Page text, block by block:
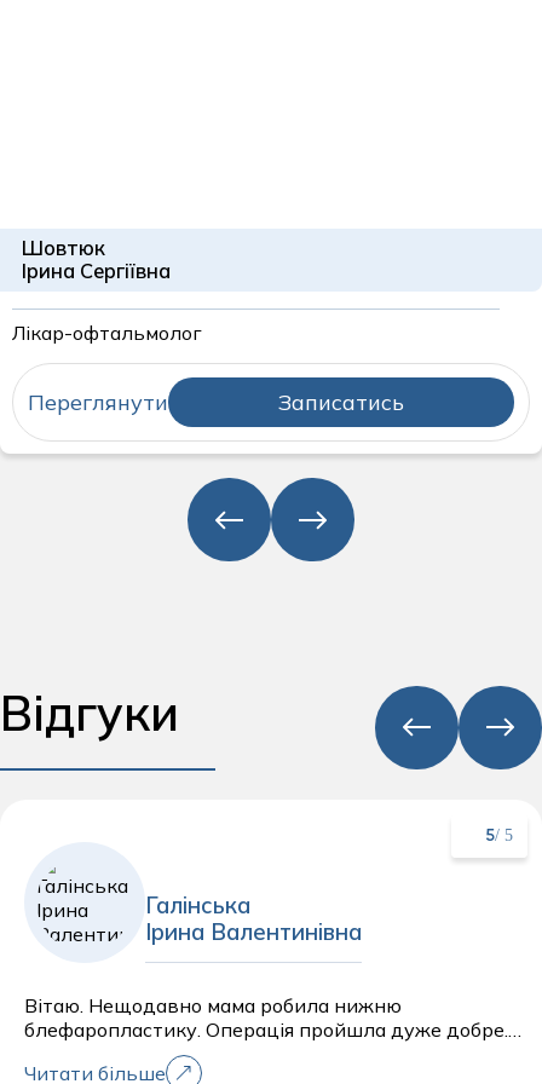
Шовтюк
Ірина Сергіївна
Лікар-офтальмолог
Переглянути Записатись
Відгуки
5/ 5
Галінська
Ірина Валентинівна
Вітаю. Нещодавно мама робила нижню
блефаропластику. Операція пройшла дуже добре.
Дякую велике Ірині Галінській за свою роботу,
уважність та професіоналізм! Мама дуже боялася,
Читати більше